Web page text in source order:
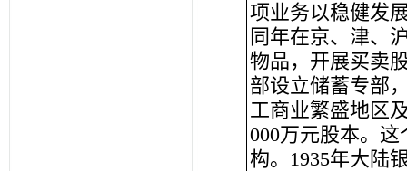
项业务以稳健发
同年在京、津、
物品，开展买卖
部设立储蓄专部
工商业繁盛地区
000万元股本。
构。1935年大陆